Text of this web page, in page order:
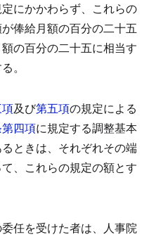
にかかわらず、これらの
俸給月額の百分の二十五
の百分の二十五に相当す
。
及び第五項の規定による
四項に規定する調整基本
ときは、それぞれその端
、これらの規定の額とす
任を受けた者は、人事院